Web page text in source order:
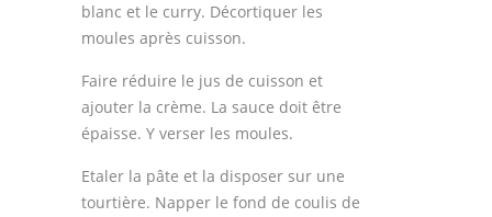
Thèmes
Espace Personnel
blanc et le curry. Décortiquer les
moules après cuisson.
Faire réduire le jus de cuisson et
ajouter la crème. La sauce doit être
épaisse. Y verser les moules.
Etaler la pâte et la disposer sur une
tourtière. Napper le fond de coulis de